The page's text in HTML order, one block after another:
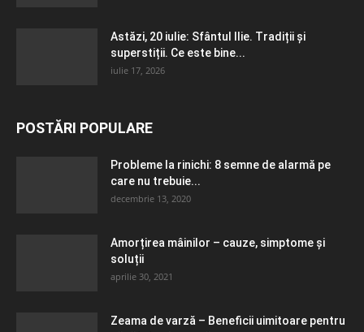
Astăzi, 20 iulie: Sfântul Ilie. Tradiții și
superstiții. Ce este bine...
iulie 17, 2026
POSTĂRI POPULARE
Probleme la rinichi: 8 semne de alarmă pe
care nu trebuie...
decembrie 13, 2020
Amorțirea mâinilor – cauze, simptome și
soluții
aprilie 30, 2021
Zeama de varză – Beneficii uimitoare pentru